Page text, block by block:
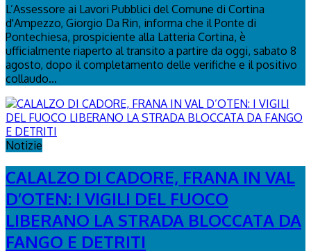
L’Assessore ai Lavori Pubblici del Comune di Cortina
d'Ampezzo, Giorgio Da Rin, informa che il Ponte di
Pontechiesa, prospiciente alla Latteria Cortina, è
ufficialmente riaperto al transito a partire da oggi, sabato 8
agosto, dopo il completamento delle verifiche e il positivo
collaudo...
Notizie
CALALZO DI CADORE, FRANA IN VAL
D’OTEN: I VIGILI DEL FUOCO
LIBERANO LA STRADA BLOCCATA DA
FANGO E DETRITI